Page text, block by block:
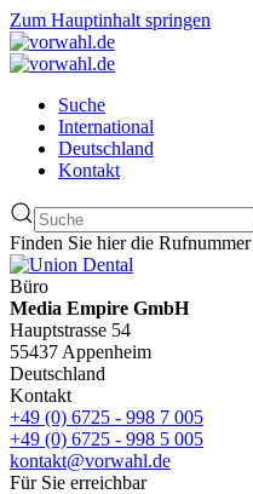
Zum Hauptinhalt springen
Suche
International
Deutschland
Kontakt
Finden Sie hier die
Büro
Media Empire GmbH
Hauptstrasse 54
55437 Appenheim
Deutschland
Kontakt
+49 (0) 6725 - 998 7 005
+49 (0) 6725 - 998 5 005
kontakt@vorwahl.de
Für Sie erreichbar